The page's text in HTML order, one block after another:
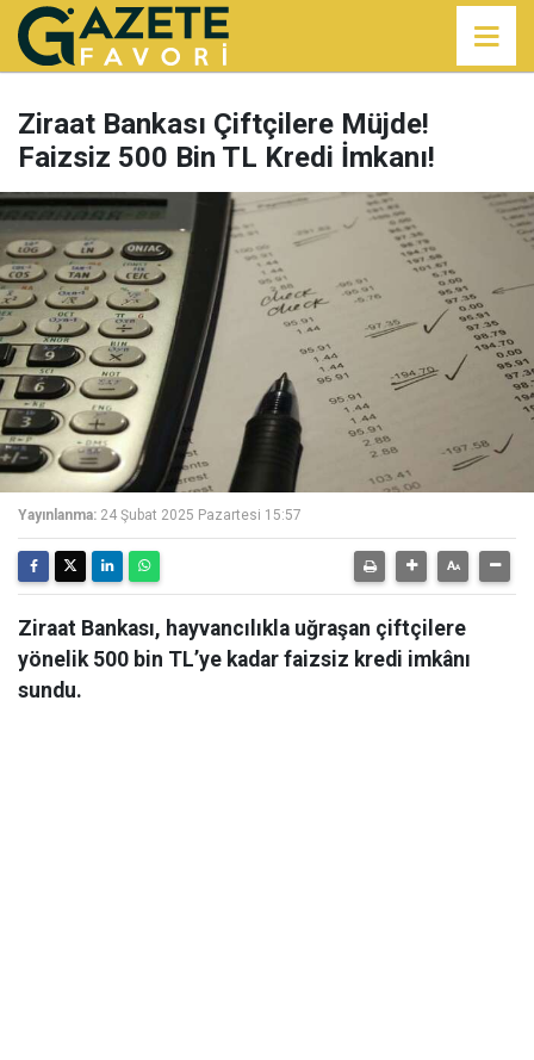
Ziraat Bankası Çiftçilere Müjde!
Faizsiz 500 Bin TL Kredi İmkanı!
Yayınlanma: 24 Şubat 2025 Pazartesi 15:57
Ziraat Bankası, hayvancılıkla uğraşan çiftçilere
yönelik 500 bin TL’ye kadar faizsiz kredi imkânı
sundu.